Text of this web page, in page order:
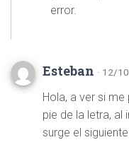
error.
Esteban · 12/
Hola, a ver si me
pie de la letra, al
surge el